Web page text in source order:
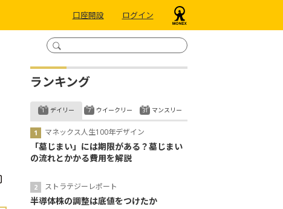
口座開設 ログイン
ランキング
デイリー
マネックス人生100年デザイン
「墓じまい」には期限がある？墓じまい
の流れとかかる費用を解説
ストラテジーレポート
半導体株の調整は底値をつけたか
ウイークリー マンスリー